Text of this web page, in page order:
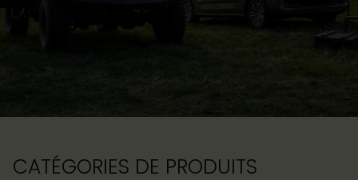
CATÉGORIES DE PRODUITS